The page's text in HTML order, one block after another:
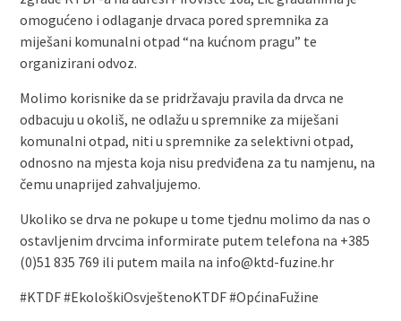
omogućeno i odlaganje drvaca pored spremnika za
miješani komunalni otpad “na kućnom pragu” te
organizirani odvoz.
Molimo korisnike da se pridržavaju pravila da drvca ne
odbacuju u okoliš, ne odlažu u spremnike za miješani
komunalni otpad, niti u spremnike za selektivni otpad,
odnosno na mjesta koja nisu predviđena za tu namjenu, na
čemu unaprijed zahvaljujemo.
Ukoliko se drva ne pokupe u tome tjednu molimo da nas o
ostavljenim drvcima informirate putem telefona na +385
(0)51 835 769 ili putem maila na info@ktd-fuzine.hr
#KTDF #EkološkiOsvještenoKTDF #OpćinaFužine